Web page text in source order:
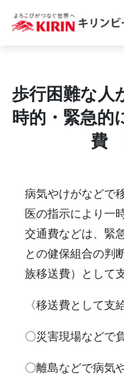
歩行困難な人
時的・緊急的
費
病気やけがなどで
医の指示により一
交通費などは、緊
との健保組合の判
族移送費）として
〈移送費として支
〇災害現場などで
〇離島などで病気